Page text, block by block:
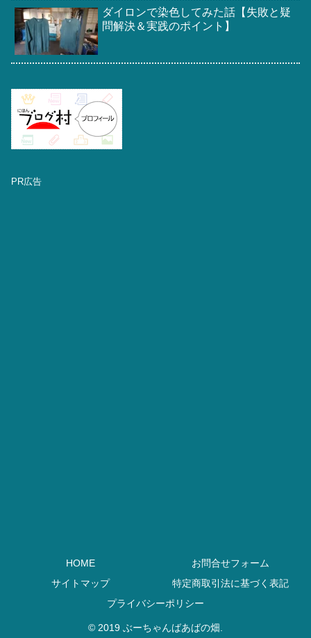
ダイロンで染色してみた話【失敗と疑
問解決＆実践のポイント】
PR広告
HOME
お問合せフォーム
サイトマップ
特定商取引法に基づく表記
プライバシーポリシー
© 2019 ぶーちゃんばあばの畑.